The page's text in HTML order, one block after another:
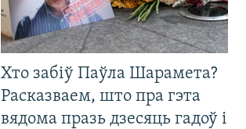
Хто забіў Паўла Шарамета?
Расказваем, што пра гэта
вядома празь дзесяць гадоў і